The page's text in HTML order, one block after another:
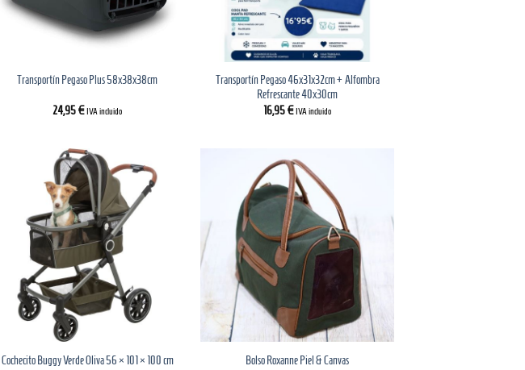
Transportín Pegaso Plus 58x38x38cm
24,95€ IVA incluido
Transportín Pegaso 46x31x32cm + Alfombra
Refrescante 40x30cm
16,95€ IVA incluido
Cochecito Buggy Verde Oliva 56 × 101 × 100 cm Bolso Roxanne Piel & Canvas